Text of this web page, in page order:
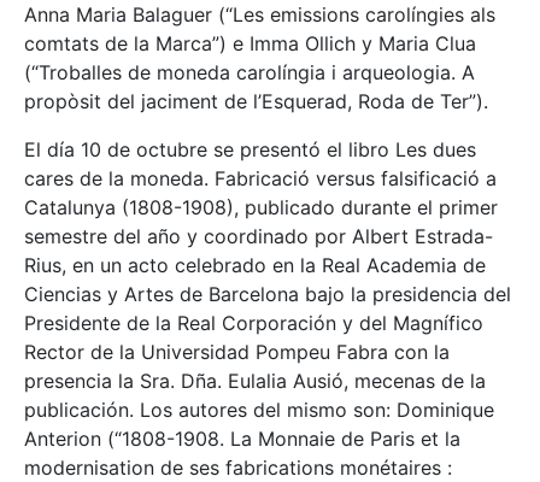
Anna Maria Balaguer (“Les emissions carolíngies als
comtats de la Marca”) e Imma Ollich y Maria Clua
(“Troballes de moneda carolíngia i arqueologia. A
propòsit del jaciment de l’Esquerad, Roda de Ter”).
El día 10 de octubre se presentó el libro Les dues
cares de la moneda. Fabricació versus falsificació a
Catalunya (1808-1908), publicado durante el primer
semestre del año y coordinado por Albert Estrada-
Rius, en un acto celebrado en la Real Academia de
Ciencias y Artes de Barcelona bajo la presidencia del
Presidente de la Real Corporación y del Magnífico
Rector de la Universidad Pompeu Fabra con la
presencia la Sra. Dña. Eulalia Ausió, mecenas de la
publicación. Los autores del mismo son: Dominique
Anterion (“1808-1908. La Monnaie de Paris et la
modernisation de ses fabrications monétaires :